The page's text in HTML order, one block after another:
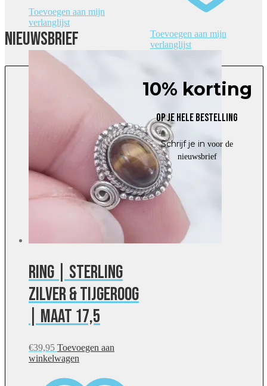
Toevoegen aan mijn
verlanglijst
Toevoegen aan mijn
verlanglijst
Ring | Sterling
zilver & tijgeroog
| maat 17,5
€39,95 Toevoegen aan
winkelwagen
Nieuwsbrief
10% korting
Op je hele bestelling
Schrijf je in voor de
nieuwsbrief